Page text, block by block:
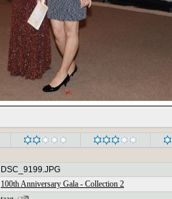
DSC_9199.JPG
100th Anniversary Gala - Collection 2